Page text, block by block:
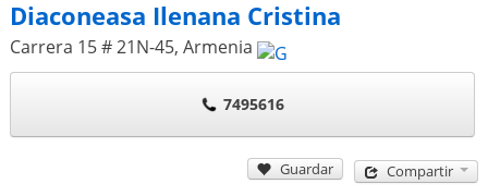
Diaconeasa Ilenana Cristina
Carrera 15 # 21N-45, Armenia
7495616
Guardar Compartir